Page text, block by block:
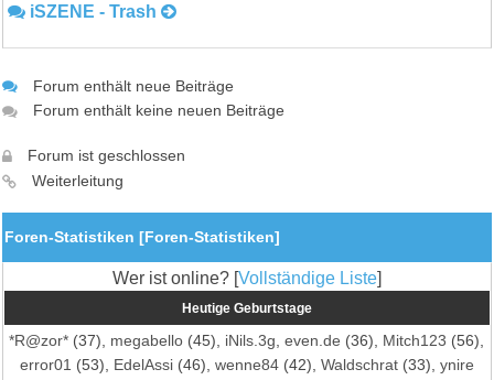
iSZENE - Trash
Forum enthält neue Beiträge
Forum enthält keine neuen Beiträge
Forum ist geschlossen
Weiterleitung
Foren-Statistiken [Foren-Statistiken]
Wer ist online? [Vollständige Liste]
Heutige Geburtstage
*R@zor* (37), megabello (45), iNils.3g,even.de (36), Mitch123 (56),
error01 (53), EdelAssi(46), wenne84(42), Waldschrat(33), ynire